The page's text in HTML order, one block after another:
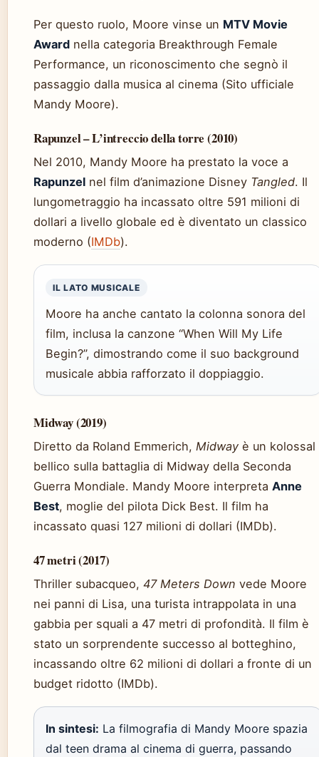
Per questo ruolo, Moore vinse un MTV Movie
Award nella categoria Breakthrough Female
Performance, un riconoscimento che segnò il
passaggio dalla musica al cinema (Sito ufficiale
Mandy Moore).
Rapunzel – L’intreccio della torre (2010)
Nel 2010, Mandy Moore ha prestato la voce a
Rapunzel nel film d’animazione Disney Tangled. Il
lungometraggio ha incassato oltre 591 milioni di
dollari a livello globale ed è diventato un classico
moderno (IMDb).
IL LATO MUSICALE
Moore ha anche cantato la colonna sonora del
film, inclusa la canzone “When Will My Life
Begin?”, dimostrando come il suo background
musicale abbia rafforzato il doppiaggio.
Midway (2019)
Diretto da Roland Emmerich, Midway è un kolossal
bellico sulla battaglia di Midway della Seconda
Guerra Mondiale. Mandy Moore interpreta Anne
Best, moglie del pilota Dick Best. Il film ha
incassato quasi 127 milioni di dollari (IMDb).
47 metri (2017)
Thriller subacqueo, 47 Meters Down vede Moore
nei panni di Lisa, una turista intrappolata in una
gabbia per squali a 47 metri di profondità. Il film è
stato un sorprendente successo al botteghino,
incassando oltre 62 milioni di dollari a fronte di un
budget ridotto (IMDb).
In sintesi: La filmografia di Mandy Moore spazia
dal teen drama al cinema di guerra, passando